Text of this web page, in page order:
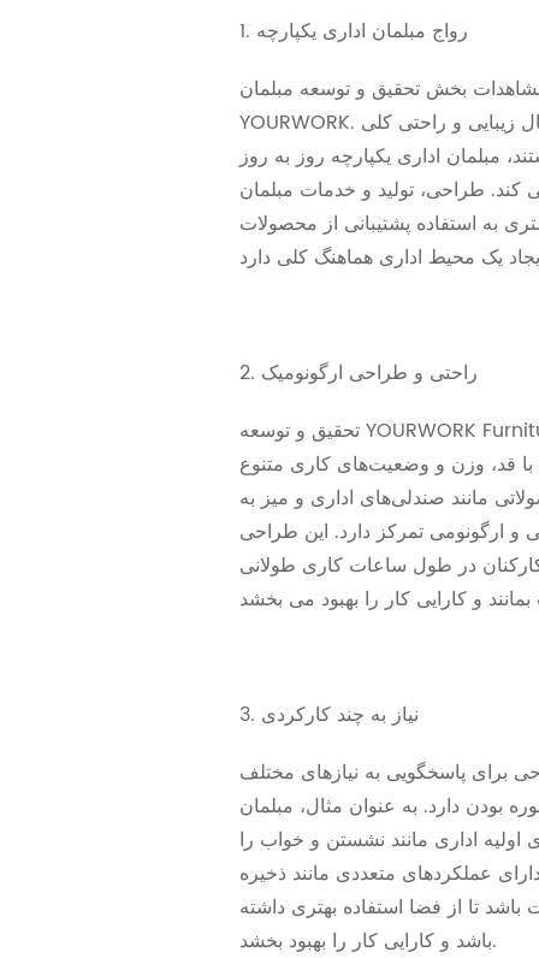
1. رواج مبلمان اداری یکپارچه
بخش تحقیق و توسعه مبلمان
YOURWORK. همانطور که مردم به دنبال زیبایی و راحتی کلی
مبلمان اداری یکپارچه روز به روز
کند. طراحی، تولید و خدمات مبلمان
به استفاده پشتیبانی از محصولات
2. راحتی و طراحی ارگونومیک
تحقیق و توسعه YOURWORK Furniture فکر می‌کند، به
قد، وزن و وضعیت‌های کاری متنوع
مانند صندلی‌های اداری و میز به
و ارگونومی تمرکز دارد. این طراحی
در طول ساعات کاری طولانی
3. نیاز به چند کارکردی
برای پاسخگویی به نیازهای مختلف
بودن دارد. به عنوان مثال، مبلمان
اولیه اداری مانند نشستن و خواب را
دارای عملکردهای متعددی مانند ذخیره
تا از فضا استفاده بهتری داشته
باشد و کارایی کار را بهبود بخشد.